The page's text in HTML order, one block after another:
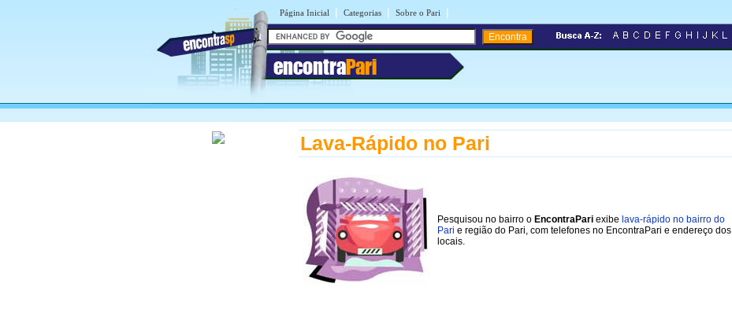
Página Inicial | Categorias | Sobre o Pari |
encontraPari
Lava-Rápido no Pari
Pesquisou no bairro o EncontraPari exibe lava-rápido no bairro do
Pari e região do Pari, com telefones no EncontraPari e endereço dos
locais.